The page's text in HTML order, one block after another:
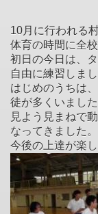
10月に行われる
体育の時間に全
初日の今日は、
自由に練習しまし
はじめのうちは
徒が多くいました
見よう見まねで
なってきました。
今後の上達が楽し